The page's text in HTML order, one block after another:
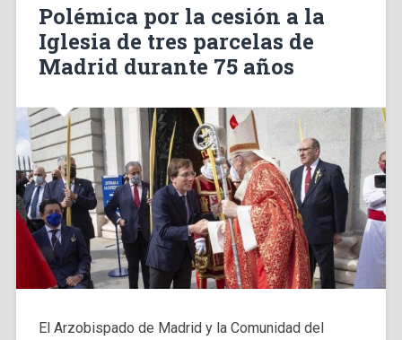
Polémica por la cesión a la
Iglesia de tres parcelas de
Madrid durante 75 años
El Arzobispado de Madrid y la Comunidad del